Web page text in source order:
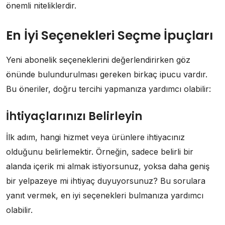
önemli niteliklerdir.
En İyi Seçenekleri Seçme İpuçları
Yeni abonelik seçeneklerini değerlendirirken göz
önünde bulundurulması gereken birkaç ipucu vardır.
Bu öneriler, doğru tercihi yapmanıza yardımcı olabilir:
İhtiyaçlarınızı Belirleyin
İlk adım, hangi hizmet veya ürünlere ihtiyacınız
olduğunu belirlemektir. Örneğin, sadece belirli bir
alanda içerik mi almak istiyorsunuz, yoksa daha geniş
bir yelpazeye mi ihtiyaç duyuyorsunuz? Bu sorulara
yanıt vermek, en iyi seçenekleri bulmanıza yardımcı
olabilir.